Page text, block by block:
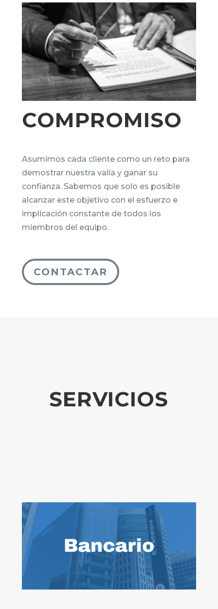
COMPROMISO
Asumimos cada cliente como un reto para
demostrar nuestra valía y ganar su
confianza. Sabemos que solo es posible
alcanzar este objetivo con el esfuerzo e
implicación constante de todos los
miembros del equipo.
CONTACTAR
SERVICIOS